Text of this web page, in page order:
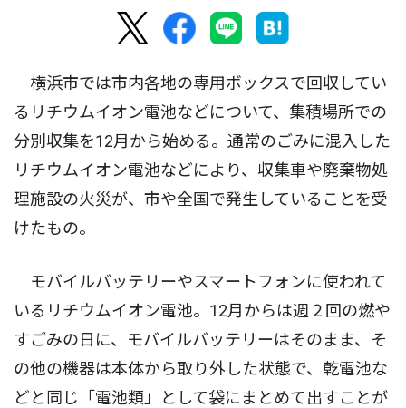
横浜市では市内各地の専用ボックスで回収してい
るリチウムイオン電池などについて、集積場所での
分別収集を12月から始める。通常のごみに混入した
リチウムイオン電池などにより、収集車や廃棄物処
理施設の火災が、市や全国で発生していることを受
けたもの。
モバイルバッテリーやスマートフォンに使われて
いるリチウムイオン電池。12月からは週２回の燃や
すごみの日に、モバイルバッテリーはそのまま、そ
の他の機器は本体から取り外した状態で、乾電池な
どと同じ「電池類」として袋にまとめて出すことが